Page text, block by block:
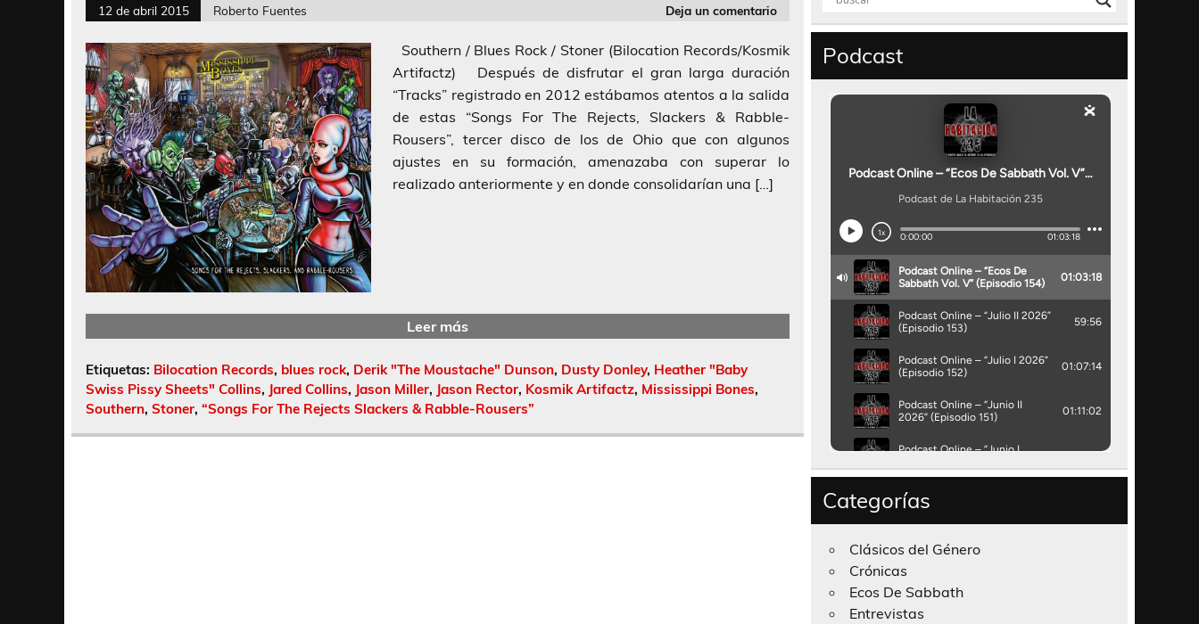
12 de abril 2015 Roberto Fuentes Deja un comentario
Southern / Blues Rock / Stoner (Bilocation Records/Kosmik
Artifactz) Después de disfrutar el gran larga duración
“Tracks” registrado en 2012 estábamos atentos a la salida
de estas “Songs For The Rejects, Slackers & Rabble-
Rousers”, tercer disco de los de Ohio que con algunos
ajustes en su formación, amenazaba con superar lo
realizado anteriormente y en donde consolidarían una […]
Leer más
Etiquetas: Bilocation Records, blues rock, Derik "The Moustache" Dunson, Dusty Donley, Heather "Baby
Swiss Pissy Sheets" Collins, Jared Collins, Jason Miller, Jason Rector, Kosmik Artifactz, Mississippi Bones,
Southern, Stoner, “Songs For The Rejects Slackers & Rabble​-​Rousers”
Podcast
Categorías
Clásicos del Género
Crónicas
Ecos De Sabbath
Entrevistas